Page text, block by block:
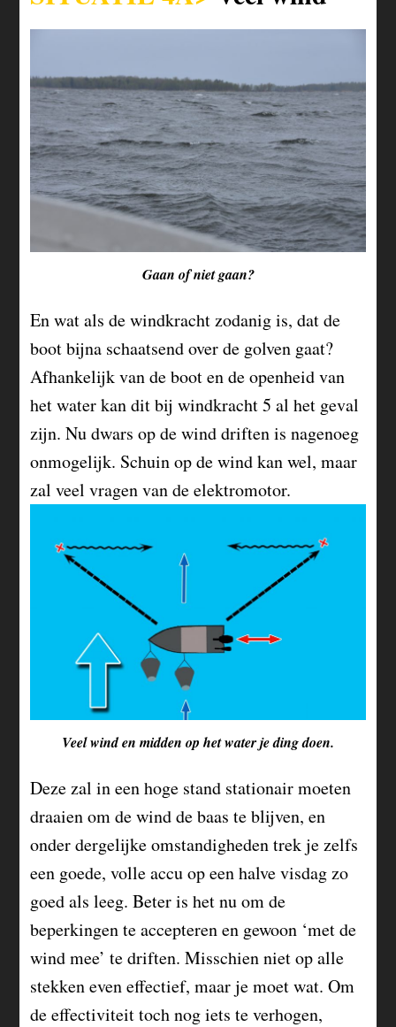
Gaan of niet gaan?
En wat als de windkracht zodanig is, dat de
boot bijna schaatsend over de golven gaat?
Afhankelijk van de boot en de openheid van
het water kan dit bij windkracht 5 al het geval
zijn. Nu dwars op de wind driften is nagenoeg
onmogelijk. Schuin op de wind kan wel, maar
zal veel vragen van de elektromotor.
Veel wind en midden op het water je ding doen.
Deze zal in een hoge stand stationair moeten
draaien om de wind de baas te blijven, en
onder dergelijke omstandigheden trek je zelfs
een goede, volle accu op een halve visdag zo
goed als leeg. Beter is het nu om de
beperkingen te accepteren en gewoon ‘met de
wind mee’ te driften. Misschien niet op alle
stekken even effectief, maar je moet wat. Om
de effectiviteit toch nog iets te verhogen,